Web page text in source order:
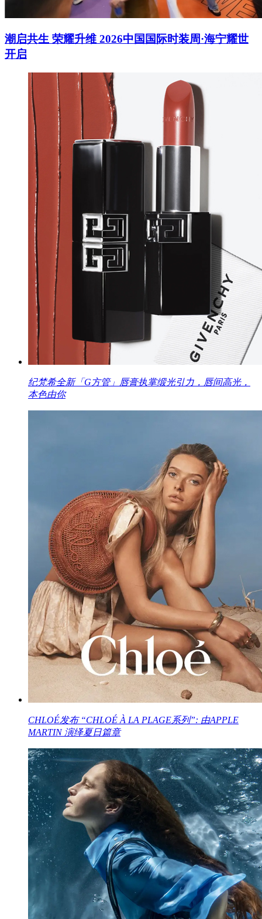
潮启共生 荣耀升维 2026中国国际时装周·海宁耀世
开启
纪梵希全新「G方管」唇膏执掌缎光引力，唇间高光，
本色由你
CHLOÉ发布 “CHLOÉ À LA PLAGE系列”: 由APPLE
MARTIN 演绎夏日篇章